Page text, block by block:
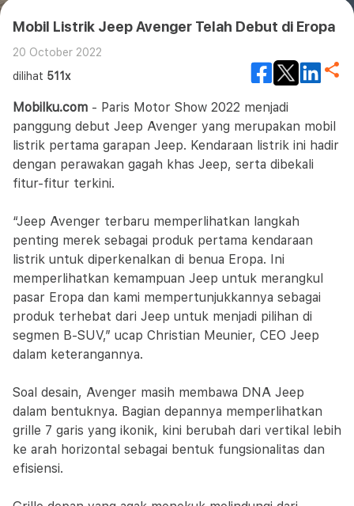
Mobil Listrik Jeep Avenger Telah Debut di Eropa
20 October 2022
dilihat 511x
Mobilku.com - Paris Motor Show 2022 menjadi
panggung debut Jeep Avenger yang merupakan mobil
listrik pertama garapan Jeep. Kendaraan listrik ini hadir
dengan perawakan gagah khas Jeep, serta dibekali
fitur-fitur terkini.
“Jeep Avenger terbaru memperlihatkan langkah
penting merek sebagai produk pertama kendaraan
listrik untuk diperkenalkan di benua Eropa. Ini
memperlihatkan kemampuan Jeep untuk merangkul
pasar Eropa dan kami mempertunjukkannya sebagai
produk terhebat dari Jeep untuk menjadi pilihan di
segmen B-SUV,” ucap Christian Meunier, CEO Jeep
dalam keterangannya.
Soal desain, Avenger masih membawa DNA Jeep
dalam bentuknya. Bagian depannya memperlihatkan
grille 7 garis yang ikonik, kini berubah dari vertikal lebih
ke arah horizontal sebagai bentuk fungsionalitas dan
efisiensi.